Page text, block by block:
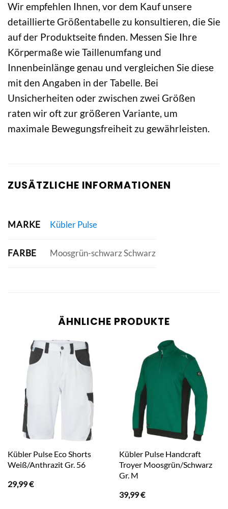
Wir empfehlen Ihnen, vor dem Kauf unsere
detaillierte Größentabelle zu konsultieren, die Sie
auf der Produktseite finden. Messen Sie Ihre
Körpermaße wie Taillenumfang und
Innenbeinlänge genau und vergleichen Sie diese
mit den Angaben in der Tabelle. Bei
Unsicherheiten oder zwischen zwei Größen
raten wir oft zur größeren Variante, um
maximale Bewegungsfreiheit zu gewährleisten.
ZUSÄTZLICHE INFORMATIONEN
MARKE Kübler Pulse
FARBE Moosgrün-schwarz Schwarz
ÄHNLICHE PRODUKTE
Kübler Pulse Eco Shorts
Weiß/Anthrazit Gr. 56
29,99€
Kübler Pulse Handcraft
Troyer Moosgrün/Schwarz
Gr. M
39,99€